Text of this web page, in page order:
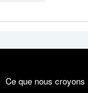
Ce que nous croyons